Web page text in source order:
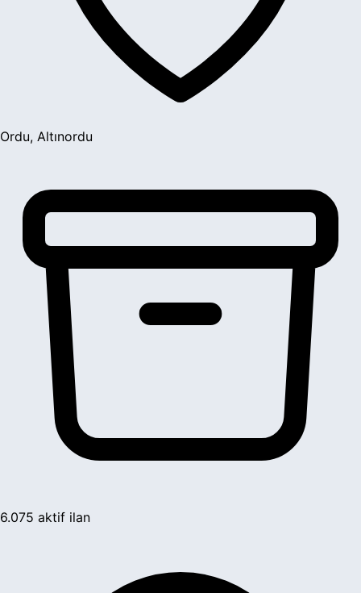
Ordu, Altınordu
6.075 aktif ilan